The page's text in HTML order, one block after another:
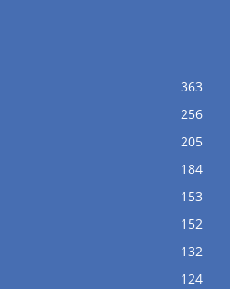
363
256
205
184
153
152
132
124